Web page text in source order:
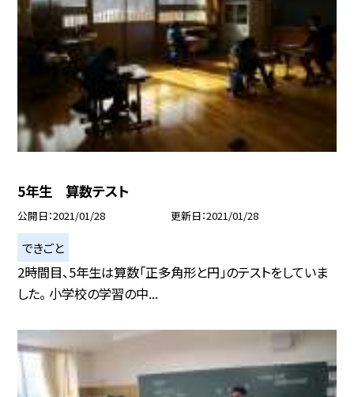
5年生 算数テスト
公開日 2021/01/28 更新日 2021/01/28
できごと
2時間目、5年生は算数「正多角形と円」のテストをしていま
した。 小学校の学習の中...